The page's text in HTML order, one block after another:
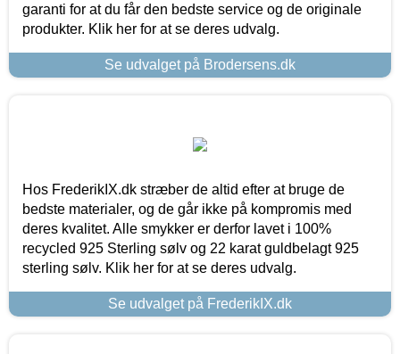
garanti for at du får den bedste service og de originale
produkter. Klik her for at se deres udvalg.
Se udvalget på Brodersens.dk
Hos FrederikIX.dk stræber de altid efter at bruge de
bedste materialer, og de går ikke på kompromis med
deres kvalitet. Alle smykker er derfor lavet i 100%
recycled 925 Sterling sølv og 22 karat guldbelagt 925
sterling sølv. Klik her for at se deres udvalg.
Se udvalget på FrederikIX.dk